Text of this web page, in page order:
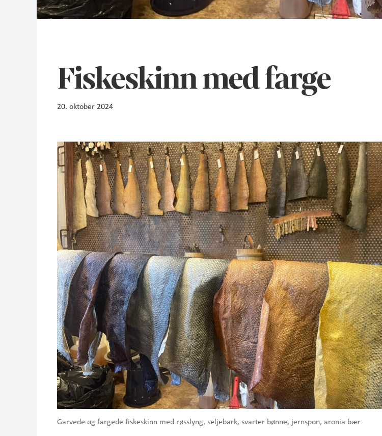
Fiskeskinn med farge
20. oktober 2024
Garvede og fargede fiskeskinn med røsslyng, seljebark, svarter bønne, jernspon, aronia bær